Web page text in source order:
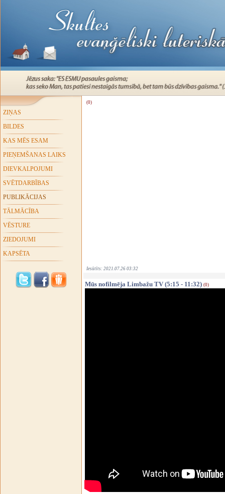
ZIŅAS
BILDES
KAS MĒS ESAM
PIEŅEMŠANAS LAIKS
DIEVKALPOJUMI
SVĒTDARBĪBAS
PUBLIKĀCIJAS
TĀLMĀCĪBA
VĒSTURE
ZIEDOJUMI
KAPSĒTA
(0)
Iesūtīts: 2021.07.26 03:32
Mūs nofilmēja Limbažu TV (5:15 - 11:32) (0)